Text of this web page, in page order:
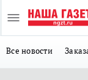
Все новости